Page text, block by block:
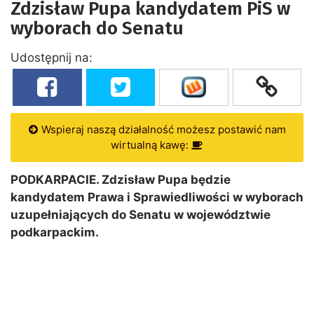
Zdzisław Pupa kandydatem PiS w
wyborach do Senatu
Udostępnij na:
Wspieraj naszą działalność możesz postawić nam
wirtualną kawę:
PODKARPACIE. Zdzisław Pupa będzie
kandydatem Prawa i Sprawiedliwości w wyborach
uzupełniających do Senatu w województwie
podkarpackim.